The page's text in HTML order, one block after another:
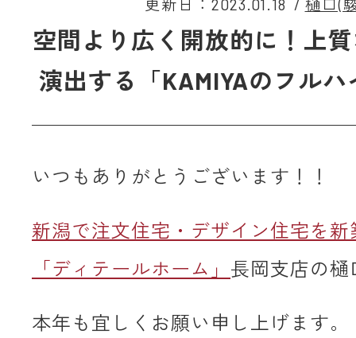
更新日：2023.01.18 / 樋口(
空間より広く開放的に！上
演出する「KAMIYAのフル
いつもありがとうございます！！
新潟で注文住宅・デザイン住宅を新
「ディテールホーム」 長岡支店の樋
本年も宜しくお願い申し上げます。